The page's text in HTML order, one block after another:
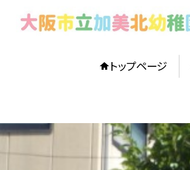
トップページ